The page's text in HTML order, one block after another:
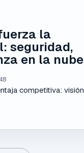
la
seguridad,
en la nube
competitiva: visión